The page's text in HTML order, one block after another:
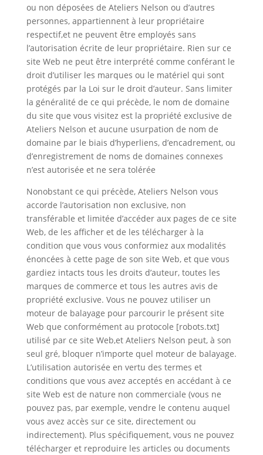
ou non déposées de Ateliers Nelson ou d’autres
personnes, appartiennent à leur propriétaire
respectif,et ne peuvent être employés sans
l’autorisation écrite de leur propriétaire. Rien sur ce
site Web ne peut être interprété comme conférant le
droit d’utiliser les marques ou le matériel qui sont
protégés par la Loi sur le droit d’auteur. Sans limiter
la généralité de ce qui précède, le nom de domaine
du site que vous visitez est la propriété exclusive de
Ateliers Nelson et aucune usurpation de nom de
domaine par le biais d’hyperliens, d’encadrement, ou
d’enregistrement de noms de domaines connexes
n’est autorisée et ne sera tolérée
Nonobstant ce qui précède, Ateliers Nelson vous
accorde l’autorisation non exclusive, non
transférable et limitée d’accéder aux pages de ce site
Web, de les afficher et de les télécharger à la
condition que vous vous conformiez aux modalités
énoncées à cette page de son site Web, et que vous
gardiez intacts tous les droits d’auteur, toutes les
marques de commerce et tous les autres avis de
propriété exclusive. Vous ne pouvez utiliser un
moteur de balayage pour parcourir le présent site
Web que conformément au protocole [robots.txt]
utilisé par ce site Web,et Ateliers Nelson peut, à son
seul gré, bloquer n’importe quel moteur de balayage.
L’utilisation autorisée en vertu des termes et
conditions que vous avez acceptés en accédant à ce
site Web est de nature non commerciale (vous ne
pouvez pas, par exemple, vendre le contenu auquel
vous avez accès sur ce site, directement ou
indirectement). Plus spécifiquement, vous ne pouvez
télécharger et reproduire les articles ou documents